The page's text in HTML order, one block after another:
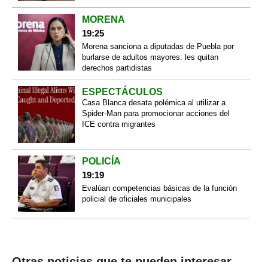
MORENA
19:25
Morena sanciona a diputadas de Puebla por
burlarse de adultos mayores: les quitan
derechos partidistas
ESPECTÁCULOS
Casa Blanca desata polémica al utilizar a
Spider-Man para promocionar acciones del
ICE contra migrantes
POLICÍA
19:19
Evalúan competencias básicas de la función
policial de oficiales municipales